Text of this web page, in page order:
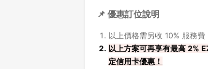
📌 優惠訂位說明
以上價格需另收 10% 服務
以上方案可再享有最高 2%
定信用卡優惠！